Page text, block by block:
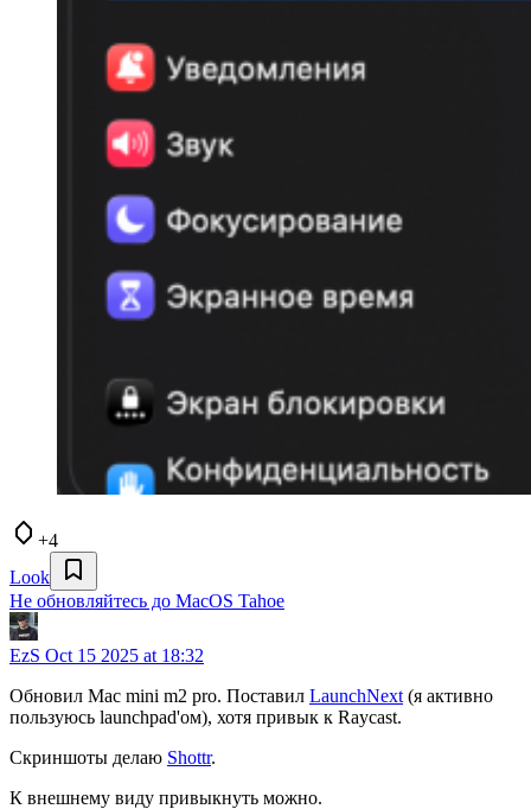
+4
Look
Не обновляйтесь до MacOS Tahoe
EzS Oct 15 2025 at 18:32
Обновил Mac mini m2 pro. Поставил LaunchNext (я активно
пользуюсь launchpad'ом), хотя привык к Raycast.
Скриншоты делаю Shottr.
К внешнему виду привыкнуть можно.